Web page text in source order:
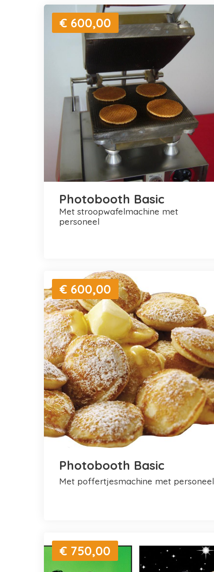
€ 600,00
Photobooth Basic
met stroopwafelmachine met
personeel
€ 600,00
Photobooth Basic
met poffertjesmachine met personeel
€ 750,00